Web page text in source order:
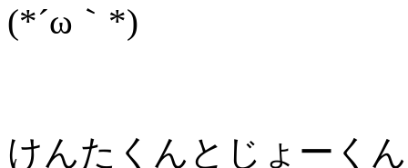
(*´ω｀*)
けんたくんとじょーく